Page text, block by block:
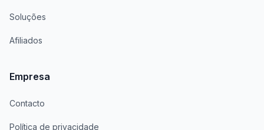
Soluções
Afiliados
Empresa
Contacto
Política de privacidade